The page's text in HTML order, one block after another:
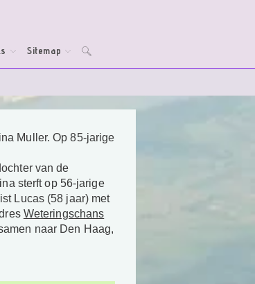
Sitemap Toggle
Muller. Op 85-jarige
van de
sterft op 56-jarige
Lucas (58 jaar) met
Weteringschans
naar Den Haag,